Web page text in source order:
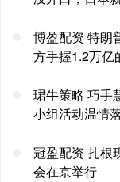
博盈配资 特朗
方手握1.2万亿
珺牛策略 巧手
小组活动温情
冠盈配资 扎根
会在京举行